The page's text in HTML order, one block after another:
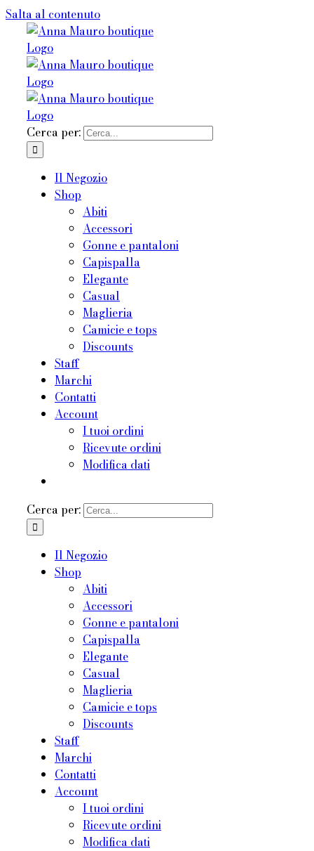
Salta al contenuto
Cerca per:
Il Negozio
Shop
Abiti
Accessori
Gonne e pantaloni
Capispalla
Elegante
Casual
Maglieria
Camicie e tops
Discounts
Staff
Marchi
Contatti
Account
I tuoi ordini
Ricevute ordini
Modifica dati
Cerca per:
Il Negozio
Shop
Abiti
Accessori
Gonne e pantaloni
Capispalla
Elegante
Casual
Maglieria
Camicie e tops
Discounts
Staff
Marchi
Contatti
Account
I tuoi ordini
Ricevute ordini
Modifica dati